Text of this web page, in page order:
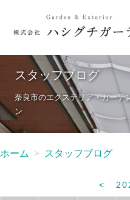
スタッフブログ
奈良市のエクステリア・ガー
ン
ホーム スタッフブログ
<